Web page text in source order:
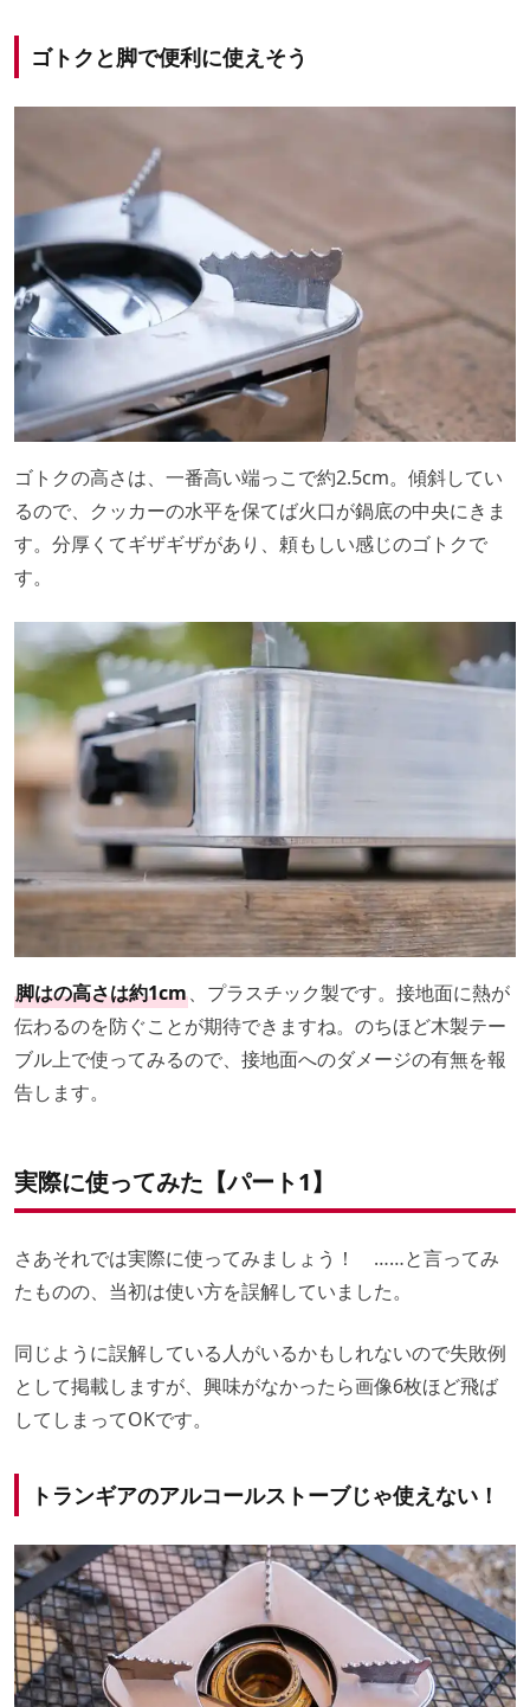
ゴトクと脚で便利に使えそう
ゴトクの高さは、一番高い端っこで約2.5cm。傾斜してい
るので、クッカーの水平を保てば火口が鍋底の中央にきま
す。分厚くてギザギザがあり、頼もしい感じのゴトクで
す。
脚はの高さは約1cm、プラスチック製です。接地面に熱が
伝わるのを防ぐことが期待できますね。のちほど木製テー
ブル上で使ってみるので、接地面へのダメージの有無を報
告します。
実際に使ってみた【パート1】
さあそれでは実際に使ってみましょう！ ……と言ってみ
たものの、当初は使い方を誤解していました。
同じように誤解している人がいるかもしれないので失敗例
として掲載しますが、興味がなかったら画像6枚ほど飛ば
してしまってOKです。
トランギアのアルコールストーブじゃ使えない！